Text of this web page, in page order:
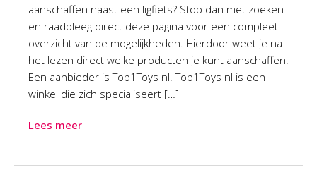
aanschaffen naast een ligfiets? Stop dan met zoeken
en raadpleeg direct deze pagina voor een compleet
overzicht van de mogelijkheden. Hierdoor weet je na
het lezen direct welke producten je kunt aanschaffen.
Een aanbieder is Top1Toys nl. Top1Toys nl is een
winkel die zich specialiseert […]
Lees meer